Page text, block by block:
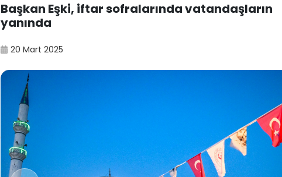
Başkan Eşki, iftar sofralarında vatandaşların
yanında
20 Mart 2025